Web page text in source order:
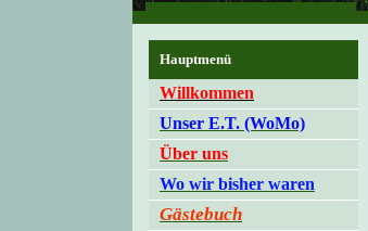
Hauptmenü
Willkommen
Unser E.T. (WoMo)
Über uns
Wo wir bisher waren
Gästebuch